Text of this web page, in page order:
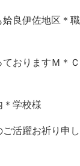
良伊佐地区＊
おりますＭ＊
学校様
活躍お祈り申